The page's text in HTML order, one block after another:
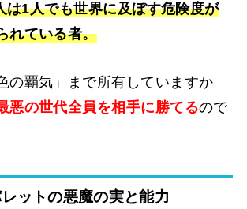
は1人でも世界に及ぼす危険度が
れている者。
の覇気」まで所有していますか
悪の世代全員を相手に勝てるので
ットの悪魔の実と能力